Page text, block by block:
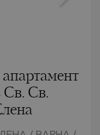
Св. Св.